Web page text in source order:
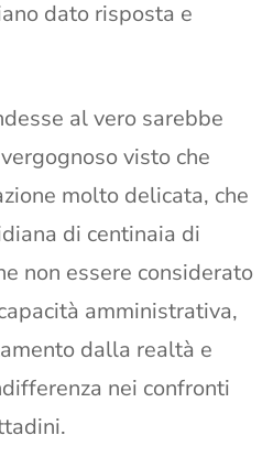
dato risposta e
al vero sarebbe
visto che
molto delicata, che
di centinaia di
non essere considerato
amministrativa,
dalla realtà e
nei confronti